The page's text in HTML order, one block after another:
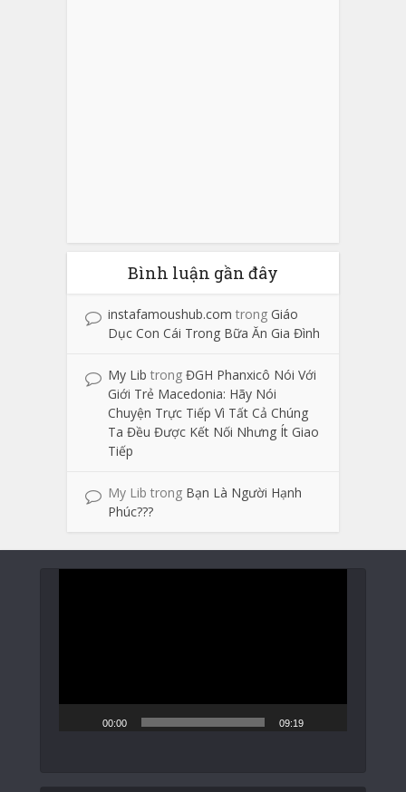
Bình luận gần đây
instafamoushub.com trong Giáo
Dục Con Cái Trong Bữa Ăn Gia Đình
My Lib trong ĐGH Phanxicô Nói Với
Giới Trẻ Macedonia: Hãy Nói
Chuyện Trực Tiếp Vì Tất Cả Chúng
Ta Đều Được Kết Nối Nhưng Ít Giao
Tiếp
My Lib trong Bạn Là Người Hạnh
Phúc???
00:00 09:19